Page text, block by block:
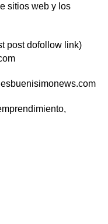
sitios web y los
post dofollow link)